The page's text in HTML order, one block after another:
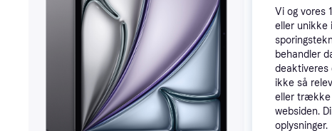
Vi og vores
eller unikke
behandler
deaktiveres
ikke så
eller trække
websiden.
oplysninger.